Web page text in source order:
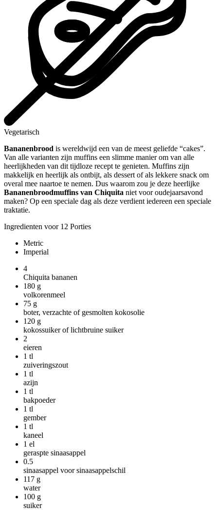
Vegetarisch
Bananenbrood is wereldwijd een van de meest geliefde “cakes”.
Van alle varianten zijn muffins een slimme manier om van alle
heerlijkheden van dit tijdloze recept te genieten. Muffins zijn
makkelijk en heerlijk als ontbijt, als dessert of als lekkere snack om
overal mee naartoe te nemen. Dus waarom zou je deze heerlijke
Bananenbroodmuffins van Chiquita niet voor oudejaarsavond
maken? Op een speciale dag als deze verdient iedereen een speciale
traktatie.
Ingredienten voor 12 Porties
Metric
Imperial
4
Chiquita bananen
180 g
volkorenmeel
75 g
boter, verzachte of gesmolten kokosolie
120 g
kokossuiker of lichtbruine suiker
2
eieren
1 tl
zuiveringszout
1 tl
azijn
1 tl
bakpoeder
1 tl
gember
1 tl
kaneel
1 el
geraspte sinaasappel
0.5
sinaasappel voor sinaasappelschil
117 g
water
100 g
suiker